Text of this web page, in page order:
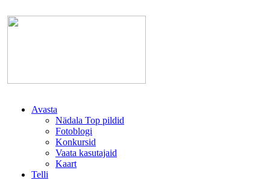
Avasta
Nädala Top pildid
Fotoblogi
Konkursid
Vaata kasutajaid
Kaart
Telli